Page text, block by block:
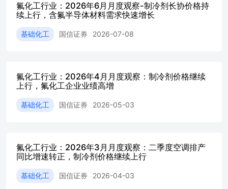
敲定《2023年技术转型规则》修订内容，延长氢氟碳化物制
使用限制，让企业可选用更多高性价比的制冷剂产品。英美
其核心含义在于：三代制冷剂并未脱离长期受限的总方向，
——2026-05-26《氟化工行业：2026年4月月度观察-制冷剂
增》——2026-05-03《氟化工行业：2026年3月月度观察-二
剂价格继续上行》——2026-04-03《氟化工行业：2026年2月
速转正，含氟聚合物价格持续上涨》——2026-03-06《氟化
强韧性，保交楼带动的配套安装需求，行业基本面仍有支撑
持续上涨背景下仅同比小幅下滑。5月空调排产在成本、库
月行业排产较前期下调超200万，企业排产更加谨慎。出口
1-4月我国空调累计出口2800万台，同比-5.8%。2026年1-2
春节假期影响褪去，出口排产降幅快速收窄，但由于2025年
氟化工行业：2026年6月月度观察-制冷剂长协价格持
续上行，含氟半导体材料需求快速增长
基础化工 国信证券 2026-07-08
氟化工行业：2026年4月月度观察：制冷剂价格继续
上行，氟化工企业业绩高增
基础化工 国信证券 2026-05-03
氟化工行业：2026年3月月度观察：二季度空调排产
同比增速转正，制冷剂价格继续上行
基础化工 国信证券 2026-04-03